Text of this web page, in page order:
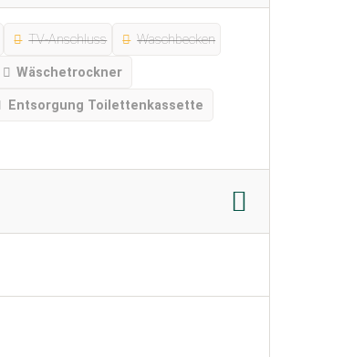
TV-Anschluss Waschbecken
Wäschetrockner
Entsorgung Toilettenkassette